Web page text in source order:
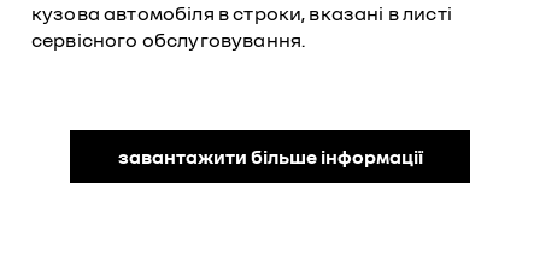
кузова автомобіля в строки, вказані в листі
сервісного обслуговування.
завантажити більше інформації